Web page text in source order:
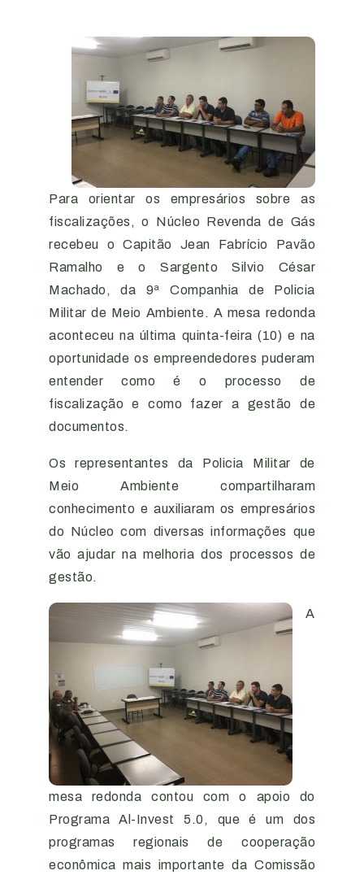
Para orientar os empresários sobre as
fiscalizações, o Núcleo Revenda de Gás
recebeu o Capitão Jean Fabrício Pavão
Ramalho e o Sargento Silvio César
Machado, da 9ª Companhia de Policia
Militar de Meio Ambiente. A mesa redonda
aconteceu na última quinta-feira (10) e na
oportunidade os empreendedores puderam
entender como é o processo de
fiscalização e como fazer a gestão de
documentos.
Os representantes da Policia Militar de
Meio Ambiente compartilharam
conhecimento e auxiliaram os empresários
do Núcleo com diversas informações que
vão ajudar na melhoria dos processos de
gestão.
A
mesa redonda contou com o apoio do
Programa Al-Invest 5.0, que é um dos
programas regionais de cooperação
econômica mais importante da Comissão